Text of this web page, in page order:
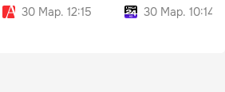
30 Мар. 12:15
30 Мар. 10:14